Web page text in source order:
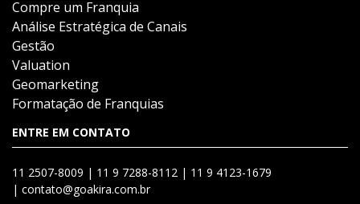
Compre um Franquia
Análise Estratégica de Canais
Gestão
Valuation
Geomarketing
Formatação de Franquias
ENTRE EM CONTATO
11 2507-8009 | 11 9 7288-8112 | 11 9 4123-1679
| contato@goakira.com.br